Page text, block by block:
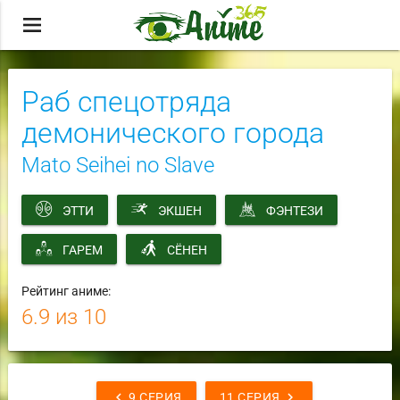
menu
Раб спецотряда
демонического города
Mato Seihei no Slave
ЭТТИ ЭКШЕН ФЭНТЕЗИ
ГАРЕМ СЁНЕН
Рейтинг аниме:
6.9 из 10